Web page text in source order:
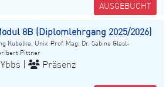
AUSGEBUCHT
8B (Diplomlehrgang 2025/2026)
Kubelka, Univ. Prof. Mag. Dr. Sabine Glasl-
Pittner
Ybbs |
Präsenz